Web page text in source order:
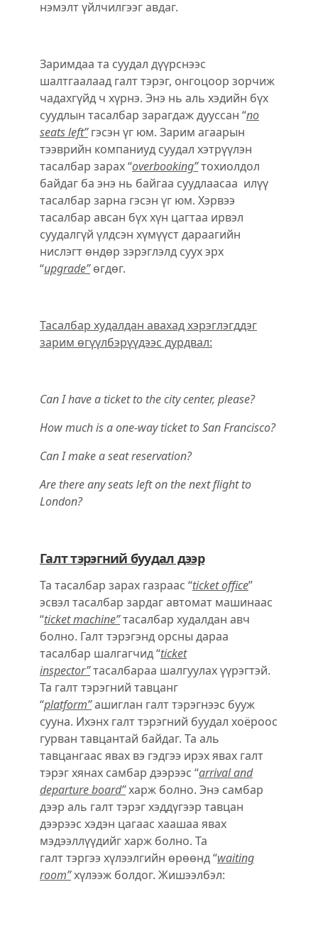
нэмэлт үйлчилгээг авдаг.
Заримдаа та суудал дүүрснээс
шалтгаалаад галт тэрэг, онгоцоор зорчиж
чадахгүйд ч хүрнэ. Энэ нь аль хэдийн бүх
суудлын тасалбар зарагдаж дууссан “no
seats left”гэсэн үг юм. Зарим агаарын
тээврийн компаниуд суудал хэтрүүлэн
тасалбар зарах “overbooking”тохиолдол
байдаг ба энэ нь байгаа суудлаасаа илүү
тасалбар зарна гэсэн үг юм. Хэрвээ
тасалбар авсан бүх хүн цагтаа ирвэл
суудалгүй үлдсэн хүмүүст дараагийн
нислэгт ѳндѳр зэрэглэлд суух эрх
“upgrade”өгдѳг.
Тасалбар худалдан авахад хэрэглэгддэг
зарим өгүүлбэрүүдээс дурдвал:
Can I have a ticket to the city center, please?
How much is a one-way ticket to San Francisco?
Can I make a seat reservation?
Are there any seats left on the next flight to
London?
Галт тэрэгний буудал дээр
Та тасалбар зарах газраас “ticket office”
эсвэл тасалбар зардаг автомат машинаас
“ticket machine”тасалбар худалдан авч
болно. Галт тэрэгэнд орсны дараа
тасалбар шалгагчид “ticket
inspector”тасалбараа шалгуулах үүрэгтэй.
Та галт тэрэгний тавцанг
“platform”aшиглан галт тэрэгнээс бууж
сууна. Ихэнх галт тэрэгний буудал хоёроос
гурван тавцантай байдаг. Та аль
тавцангаас явах вэ гэдгээ ирэх явах галт
тэрэг хянах самбар дээрээс “arrival and
departure board”харж болно. Энэ самбар
дээр аль галт тэрэг хэддүгээр тавцан
дээрээс хэдэн цагаас хаашаа явах
мэдээллүүдийг харж болно. Та
галт тэргээ хүлээлгийн ѳрѳѳнд “waiting
room”хүлээж болдог. Жишээлбэл: